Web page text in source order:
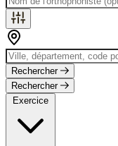
Rechercher
Rechercher
Exercice